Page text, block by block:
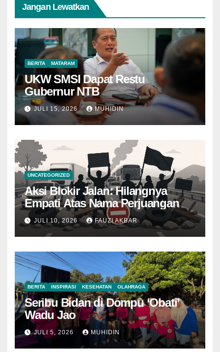
Jangan Lewatkan
BERITA MATARAM
UKW SMSI Dapat Restu
Gubernur NTB
JULI 15, 2026 MUHIDIN
UNCATEGORIZED
Aksi Blokir Jalan: Hilangnya
Empati Atas Nama Perjuangan
JULI 10, 2026 FAUZI AKBAR
BERITA INSPIRASI KESEHATAN OLAHRAGA
Seribu Bidan di Dompu ‘Obati’
Wadu Jao
JULI 5, 2026 MUHIDIN